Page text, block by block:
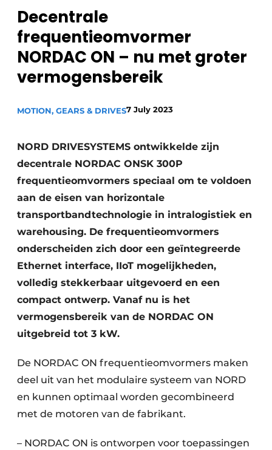
Privacy / Cookie statement
Vacature aanmelden
Vacatures
Video’s
Decentrale
frequentieomvormer
NORDAC ON – nu met groter
vermogensbereik
MOTION, GEARS & DRIVES7 July 2023
NORD DRIVESYSTEMS ontwikkelde zijn
decentrale NORDAC ONSK 300P
frequentieomvormers speciaal om te voldoen
aan de eisen van horizontale
transportbandtechnologie in intralogistiek en
warehousing. De frequentieomvormers
onderscheiden zich door een geïntegreerde
Ethernet interface, IIoT mogelijkheden,
volledig stekkerbaar uitgevoerd en een
compact ontwerp. Vanaf nu is het
vermogensbereik van de NORDAC ON
uitgebreid tot 3 kW.
De NORDAC ON frequentieomvormers maken
deel uit van het modulaire systeem van NORD
en kunnen optimaal worden gecombineerd
met de motoren van de fabrikant.
– NORDAC ON is ontworpen voor toepassingen